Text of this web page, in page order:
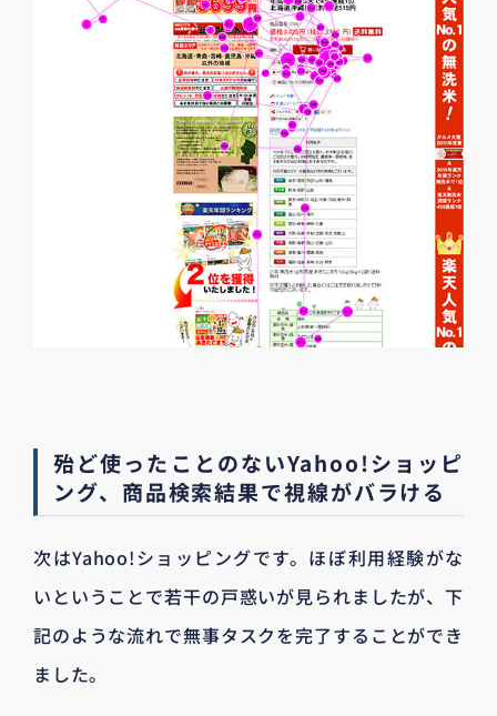
殆ど使ったことのないYahoo!ショッピ
ング、商品検索結果で視線がバラける
次はYahoo!ショッピングです。ほぼ利用経験がな
いということで若干の戸惑いが見られましたが、下
記のような流れで無事タスクを完了することができ
ました。